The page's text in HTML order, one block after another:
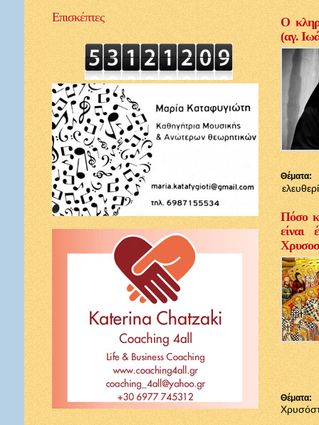
Επισκέπτες
Ο
(αγ.
Θέματα:
Πόσο
είναι
Θέματα: